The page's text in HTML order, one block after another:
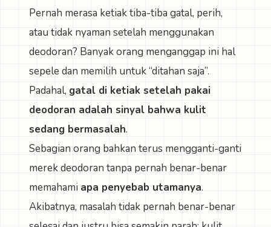
Pernah merasa ketiak tiba-tiba gatal, perih,
atau tidak nyaman setelah menggunakan
deodoran? Banyak orang menganggap ini hal
sepele dan memilih untuk “ditahan saja”.
Padahal, gatal di ketiak setelah pakai
deodoran adalah sinyal bahwa kulit
sedang bermasalah.
Sebagian orang bahkan terus mengganti-ganti
merek deodoran tanpa pernah benar-benar
memahami apa penyebab utamanya.
Akibatnya, masalah tidak pernah benar-benar